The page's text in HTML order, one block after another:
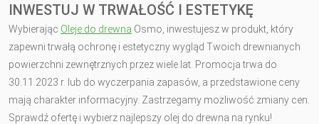
INWESTUJ W TRWAŁOŚĆ I ESTETYKĘ
Wybierając Oleje do drewna Osmo, inwestujesz w produkt, który
zapewni trwałą ochronę i estetyczny wygląd Twoich drewnianych
powierzchni zewnętrznych przez wiele lat. Promocja trwa do
30.11.2023 r. lub do wyczerpania zapasów, a przedstawione ceny
mają charakter informacyjny. Zastrzegamy możliwość zmiany cen.
Sprawdź ofertę i wybierz najlepszy olej do drewna na rynku!